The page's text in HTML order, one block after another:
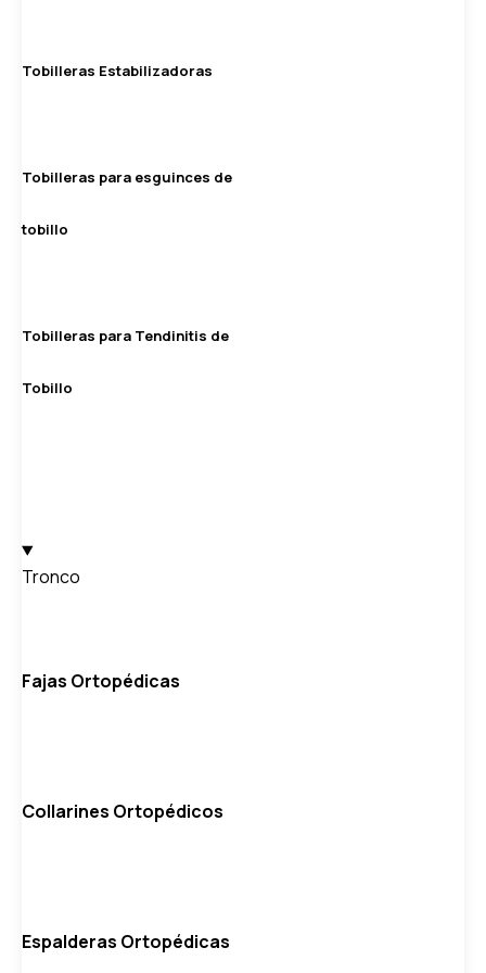
Tobilleras Estabilizadoras
Tobilleras para esguinces de
tobillo
Tobilleras para Tendinitis de
Tobillo
Tronco
Fajas Ortopédicas
Collarines Ortopédicos
Espalderas Ortopédicas